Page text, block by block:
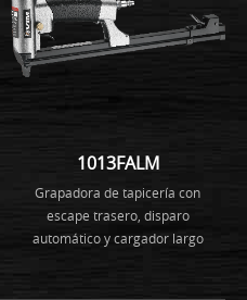
1013FALM
Grapadora de tapicería con
escape trasero, disparo
automático y cargador largo